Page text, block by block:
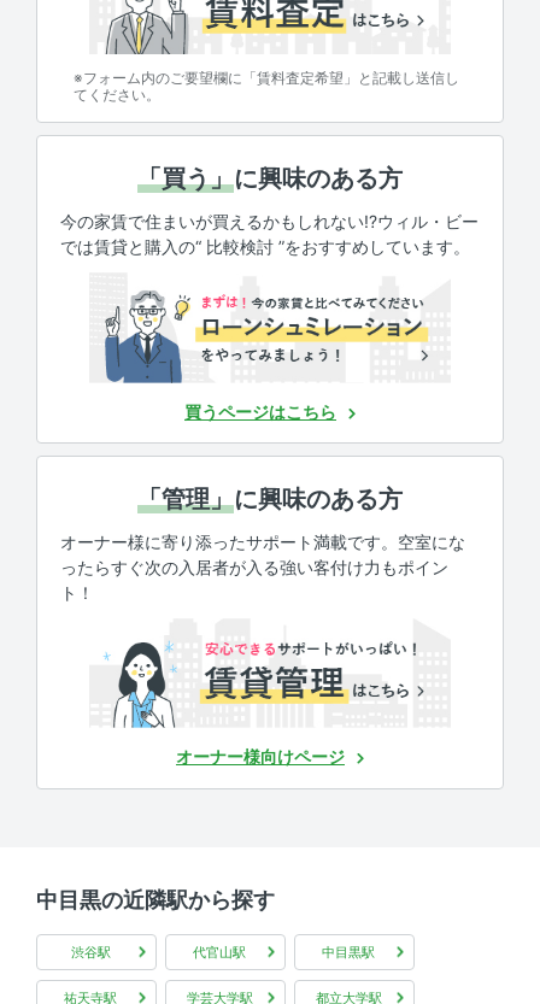
※フォーム内のご要望欄に「賃料査定希望」と記載し送信し
てください。
「買う」に興味のある方
今の家賃で住まいが買えるかもしれない!?ウィル・ビー
では賃貸と購入の“ 比較検討 ”をおすすめしています。
買うページはこちら
「管理」に興味のある方
オーナー様に寄り添ったサポート満載です。空室にな
ったらすぐ次の入居者が入る強い客付け力もポイン
ト！
オーナー様向けページ
中目黒の近隣駅から探す
渋谷駅 代官山駅 中目黒駅
祐天寺駅 学芸大学駅 都立大学駅